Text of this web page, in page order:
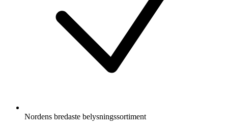
Nordens bredaste belysningssortiment